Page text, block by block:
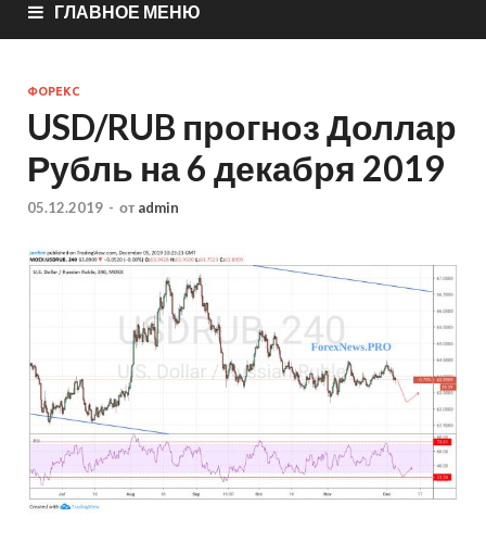
ГЛАВНОЕ МЕНЮ
ФОРЕКС
USD/RUB прогноз Доллар
Рубль на 6 декабря 2019
05.12.2019 - от admin